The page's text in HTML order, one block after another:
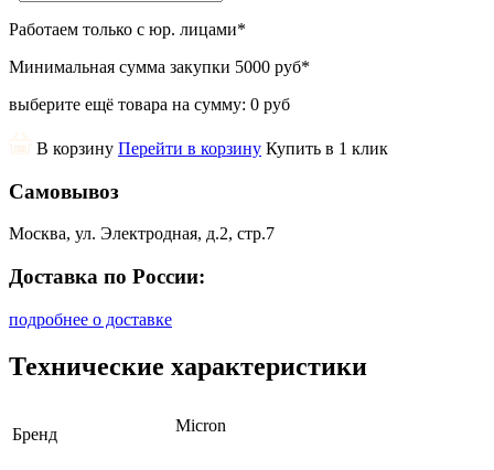
Работаем только с юр. лицами*
Минимальная сумма закупки 5000 руб*
выберите ещё товара на сумму: 0 руб
В корзину Перейти в корзину Купить в 1 клик
Самовывоз
Москва, ул. Электродная, д.2, стр.7
Доставка по России:
подробнее о доставке
Технические характеристики
Бренд Micron